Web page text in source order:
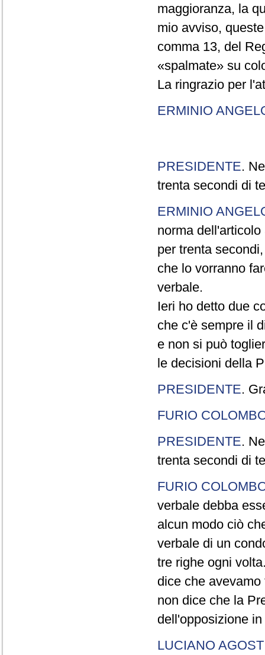
maggioranza, la
mio avviso,
comma 13, del
«spalmate» su
La ringrazio per
ERMINIO
PRESIDENTE.
trenta secondi di
ERMINIO
norma
per trenta
che lo vorranno
verbale.
Ieri ho detto due
che c'è sempre il
e non si può
le decisioni della
PRESIDENTE.
FURIO
PRESIDENTE.
trenta secondi di
FURIO
verbale debba
alcun modo ciò
verbale di un
tre righe ogni
dice che
non dice che la
dell'opposizione
LUCIANO